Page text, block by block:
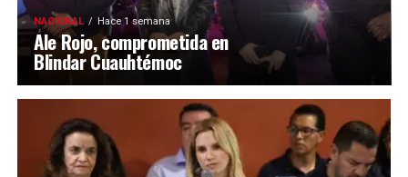
NACIONAL Hace 1 semana
Ale Rojo, comprometida en
Blindar Cuauhtémoc